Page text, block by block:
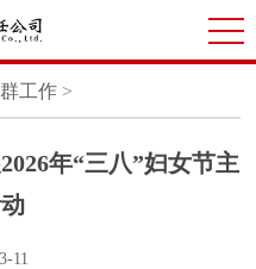
工作 >
年“三八”妇女节主
11